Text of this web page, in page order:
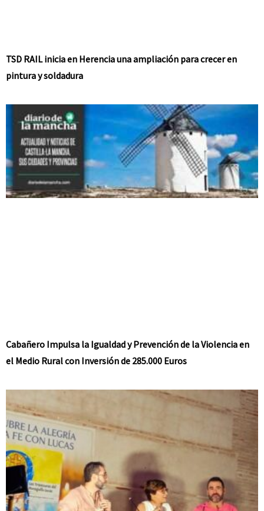
TSD RAIL inicia en Herencia una ampliación para crecer en
pintura y soldadura
Cabañero Impulsa la Igualdad y Prevención de la Violencia en
el Medio Rural con Inversión de 285.000 Euros